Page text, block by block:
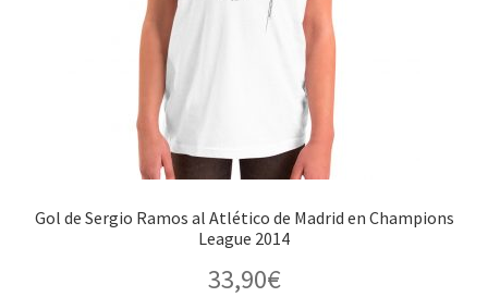
Gol de Sergio Ramos al Atlético de Madrid en Champions
League 2014
33,90€